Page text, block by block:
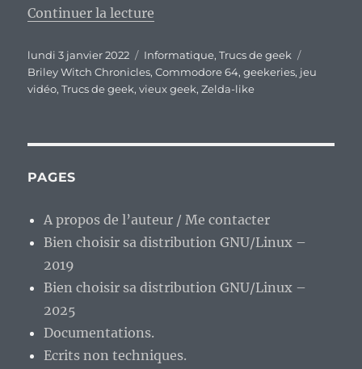
Continuer la lecture
Publié
le
lundi 3 janvier 2022 Catégories
Informatique,Trucs de geek
Briley Witch Chronicles,Commodore 64,geekeries, jeu
vidéo,Trucs de geek,vieux geek,Zelda-like
PAGES
A propos de l’auteur / Me contacter
Bien choisir sa distribution GNU/Linux –
2019
Bien choisir sa distribution GNU/Linux –
2025
Documentations.
Ecrits non techniques.